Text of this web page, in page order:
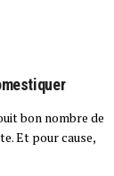
bon nombre de
Et pour cause,